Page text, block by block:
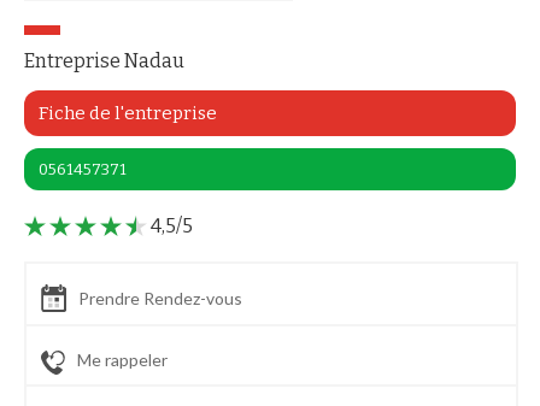
Entreprise Nadau
Fiche de l'entreprise
0561457371
4,5/5
Prendre Rendez-vous
Me rappeler